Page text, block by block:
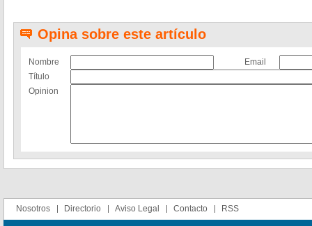
Opina sobre este artículo
Nombre
Email
Título
Opinion
Nosotros Directorio Aviso Legal Contacto RSS